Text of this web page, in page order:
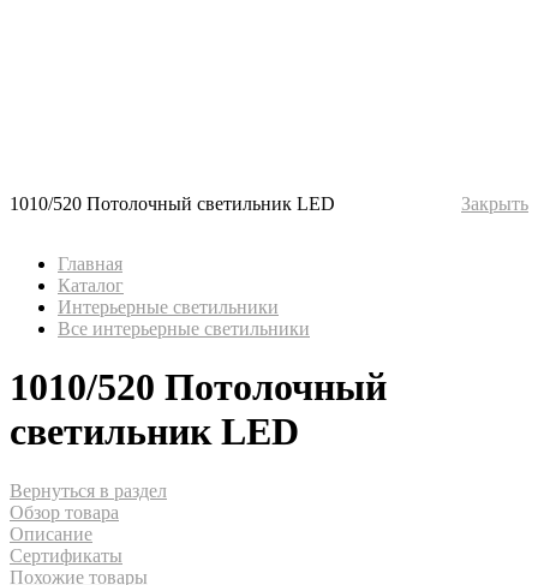
1010/520 Потолочный светильник LED Закрыть
Главная
Каталог
Интерьерные светильники
Все интерьерные светильники
1010/520 Потолочный
светильник LED
Вернуться в раздел
Обзор товара
Описание
Сертификаты
Похожие товары